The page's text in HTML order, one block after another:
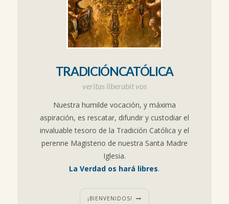
TRADICIÓNCATÓLICA
veritas liberabit vos
Nuestra humilde vocación, y máxima
aspiración, es rescatar, difundir y custodiar el
invaluable tesoro de la Tradición Católica y el
perenne Magisterio de nuestra Santa Madre
Iglesia.
La Verdad os hará libres.
¡BIENVENIDOS!